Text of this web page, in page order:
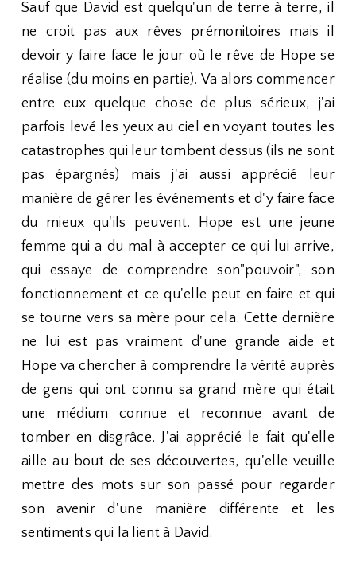
Sauf que David est quelqu'un de terre à terre, il
ne croit pas aux rêves prémonitoires mais il
devoir y faire face le jour où le rêve de Hope se
réalise (du moins en partie). Va alors commencer
entre eux quelque chose de plus sérieux, j'ai
parfois levé les yeux au ciel en voyant toutes les
catastrophes qui leur tombent dessus (ils ne sont
pas épargnés) mais j'ai aussi apprécié leur
manière de gérer les événements et d'y faire face
du mieux qu'ils peuvent. Hope est une jeune
femme qui a du mal à accepter ce qui lui arrive,
qui essaye de comprendre son"pouvoir", son
fonctionnement et ce qu'elle peut en faire et qui
se tourne vers sa mère pour cela. Cette dernière
ne lui est pas vraiment d'une grande aide et
Hope va chercher à comprendre la vérité auprès
de gens qui ont connu sa grand mère qui était
une médium connue et reconnue avant de
tomber en disgrâce. J'ai apprécié le fait qu'elle
aille au bout de ses découvertes, qu'elle veuille
mettre des mots sur son passé pour regarder
son avenir d'une manière différente et les
sentiments qui la lient à David.